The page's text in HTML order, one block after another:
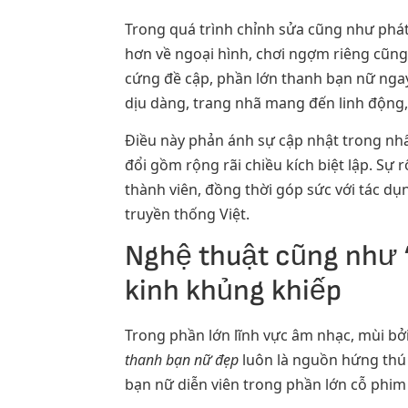
Trong quá trình chỉnh sửa cũng như
hơn về ngoại hình, chơi ngợm riêng
cứng đề cập, phần lớn thanh bạn nữ
dịu dàng, trang nhã mang đến linh
Điều này phản ánh sự cập nhật trong
đổi gồm rộng rãi chiều kích biệt lập. Sự
thành viên, đồng thời góp sức với tác
truyền thống Việt.
Nghệ thuật cũng như
kinh khủng khiếp
Trong phần lớn lĩnh vực âm nhạc, mùi
thanh bạn nữ đẹp luôn là nguồn hứng thú
bạn nữ diễn viên trong phần lớn cỗ